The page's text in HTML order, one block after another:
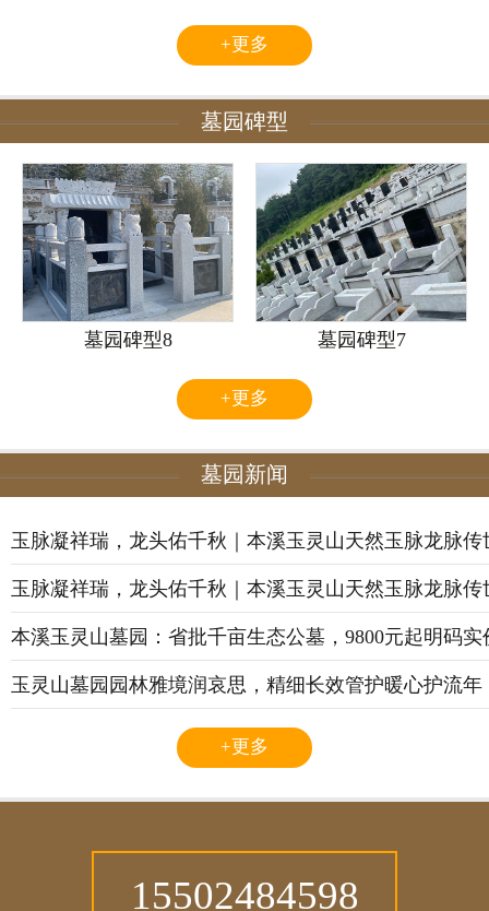
+更多
墓园碑型
墓园碑型8 墓园碑型7
+更多
墓园新闻
玉脉凝祥瑞，龙头佑千秋｜本溪玉灵山天然玉脉龙脉传
玉脉凝祥瑞，龙头佑千秋｜本溪玉灵山天然玉脉龙脉传
本溪玉灵山墓园：省批千亩生态公墓，9800元起明码
玉灵山墓园园林雅境润哀思，精细长效管护暖心护流年
+更多
15502484598